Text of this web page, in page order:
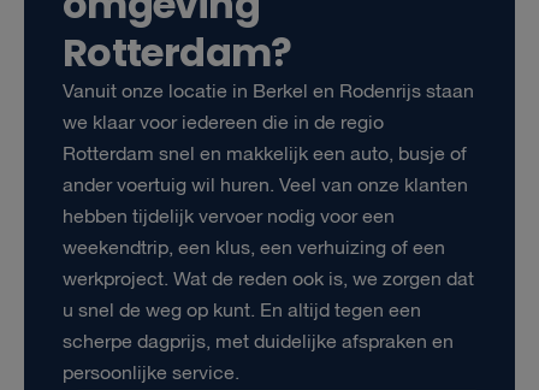
Rotterdam?
Vanuit onze locatie in Berkel en Rodenrijs staan
we klaar voor iedereen die in de regio
Rotterdam snel en makkelijk een auto, busje of
ander voertuig wil huren. Veel van onze klanten
hebben tijdelijk vervoer nodig voor een
weekendtrip, een klus, een verhuizing of een
werkproject. Wat de reden ook is, we zorgen dat
u snel de weg op kunt. En altijd tegen een
scherpe dagprijs, met duidelijke afspraken en
persoonlijke service.